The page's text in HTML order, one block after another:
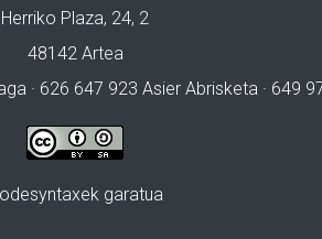
Herriko Plaza, 24, 2
48142 Artea
· 626 647 923 Asier Abrisketa · 649
garatua